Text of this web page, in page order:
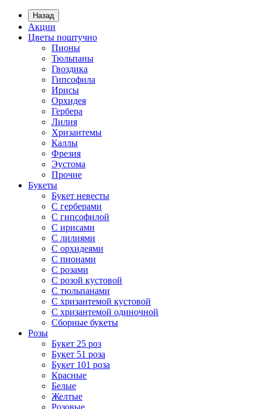
Назад
Акции
Цветы поштучно
Пионы
Тюльпаны
Гвоздика
Гипсофила
Ирисы
Орхидея
Гербера
Лилия
Хризантемы
Каллы
Фрезия
Эустома
Прочие
Букеты
Букет невесты
С герберами
С гипсофилой
С ирисами
С лилиями
С орхидеями
С пионами
С розами
С розой кустовой
С тюльпанами
С хризантемой кустовой
С хризантемой одиночной
Сборные букеты
Розы
Букет 25 роз
Букет 51 роза
Букет 101 роза
Красные
Белые
Желтые
Розовые